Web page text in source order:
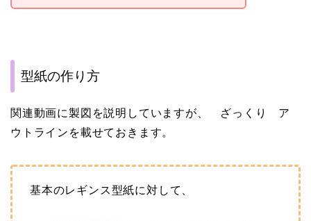
型紙の作り方
関連動画に製図を説明していますが、 ざっくり ア
ウトラインを載せておきます。
基本のレギンス型紙に対して、